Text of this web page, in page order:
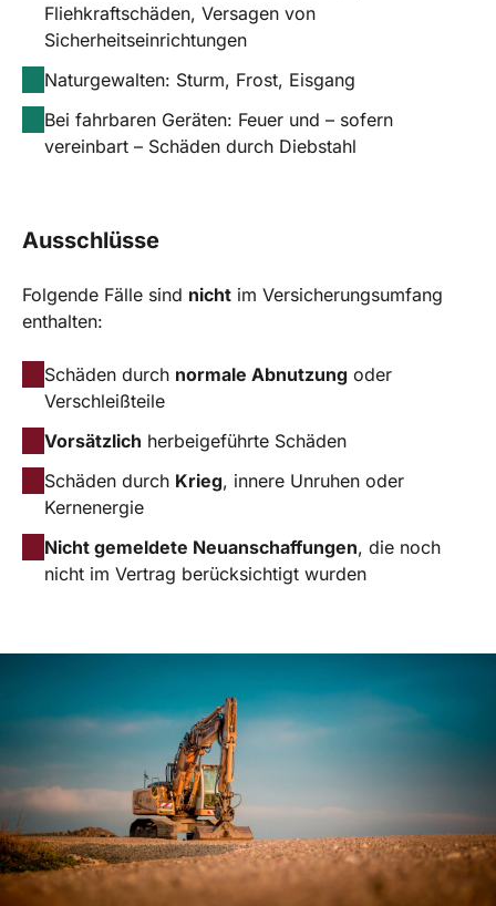
Fliehkraftschäden, Versagen von
Sicherheitseinrichtungen
Naturgewalten: Sturm, Frost, Eisgang
Bei fahrbaren Geräten: Feuer und – sofern
vereinbart – Schäden durch Diebstahl
Ausschlüsse
Folgende Fälle sind nicht im Versicherungsumfang
enthalten:
Schäden durch normale Abnutzung oder
Verschleißteile
Vorsätzlich herbeigeführte Schäden
Schäden durch Krieg, innere Unruhen oder
Kernenergie
Nicht gemeldete Neuanschaffungen, die noch
nicht im Vertrag berücksichtigt wurden